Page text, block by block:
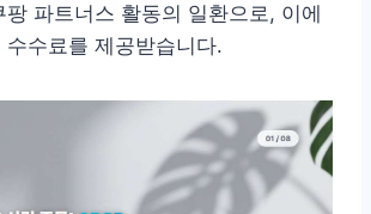
팡 파트너스 활동의 일환으로, 이에
수수료를 제공받습니다.